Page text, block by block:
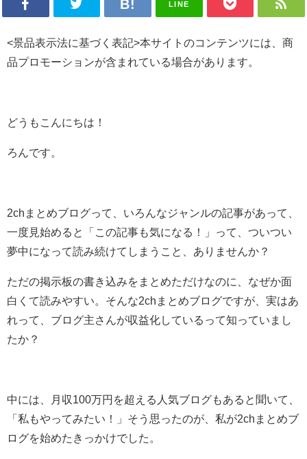
LINE
<景品表示法に基づく表記>本サイトのコンテンツには、商
品プロモーションが含まれている場合があります。
どうもこんにちは！
ろんです。
2chまとめブログって、いろんなジャンルの記事があって、
一度見始めると「この記事も気になる！」って、ついつい
夢中になって読み続けてしまうこと、ありませんか？
ただの掲示板の書き込みをまとめただけなのに、なぜか面
白くて読みやすい。そんな2chまとめブログですが、実はあ
れって、ブログ主さんが収益化している って知っていまし
たか？
中には、月収100万円を超える人気ブログもあると聞いて、
「私もやってみたい！」そう思ったのが、私が2chまとめブ
ログを始めたきっかけでした。